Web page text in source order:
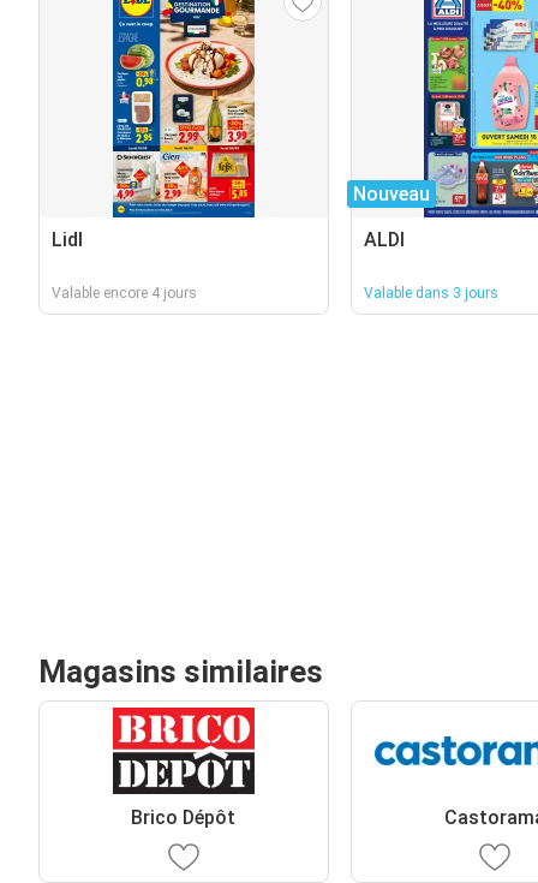
Lidl
Valable encore 4 jours
Nouveau
ALDI
Valable dans 3 jours
Magasins similaires
Brico Dépôt